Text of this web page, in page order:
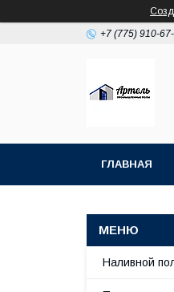
+7 (775) 910-
ГЛАВНАЯ
Наливной